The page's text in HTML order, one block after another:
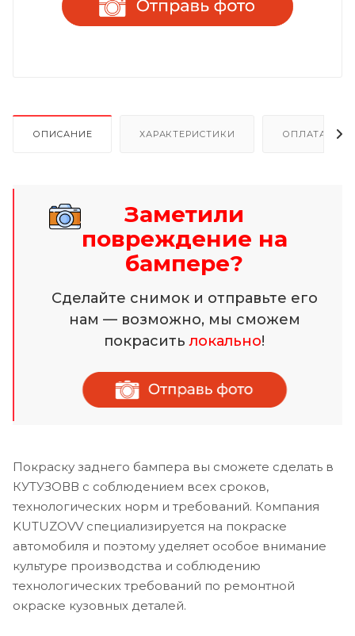
ОПИСАНИЕ ХАРАКТЕРИСТИКИ ОПЛАТА И
Заметили
повреждение на
бампере?
Сделайте снимок и отправьте его
нам — возможно, мы сможем
покраситьлокально!
Покраску заднего бампера вы сможете сделать в
КУТУЗОВВ с соблюдением всех сроков,
технологических норм и требований. Компания
KUTUZOVV специализируется на покраске
автомобиля и поэтому уделяет особое внимание
культуре производства и соблюдению
технологических требований по ремонтной
окраске кузовных деталей.